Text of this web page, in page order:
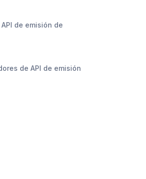
de emisión de
de API de emisión